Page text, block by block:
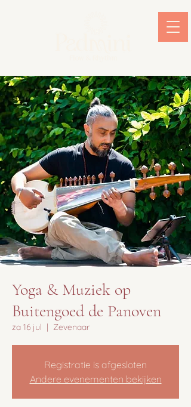
Yoga & Muziek op
Buitengoed de Panoven
za 16 jul
  |
Zevenaar
Registratie is afgesloten
Andere evenementen bekijken